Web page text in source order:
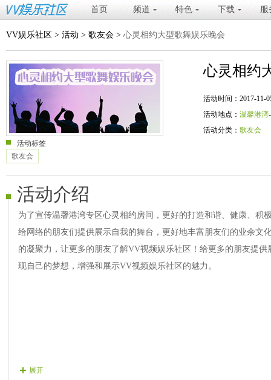
首页 频道 特色 下载 服
VV娱乐社区 > 活动 > 歌友会 > 心灵相约大型歌舞娱乐晚会
心灵相约
活动时间：2017-11-
活动地点： 温馨港湾
活动分类： 歌友会
活动标签
歌友会
活动介绍
为了宣传温馨港湾专区心灵相约房间，更好的打造和谐、健康、积
给网络的朋友们提供展示自我的舞台，更好地丰富朋友们的业余文
的凝聚力，让更多的朋友了解VV视频娱乐社区！给更多的朋友提
现自己的梦想，增强和展示VV视频娱乐社区的魅力。
展开